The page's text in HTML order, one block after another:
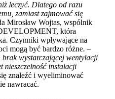
leczyć. Dlatego od razu
zamiast zajmować się
Mirosław Wojtas, wspólnik
, która
. Czynniki wpływające na
mogą być bardzo różne. –
brak wystarczającej wentylacji
nieszczelność instalacji
znaleźć i wyeliminować
nawracać.